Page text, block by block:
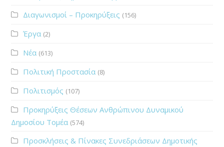
Διαγωνισμοί – Προκηρύξεις (156)
Έργα (2)
Νέα (613)
Πολιτική Προστασία (8)
Πολιτισμός (107)
Προκηρύξεις Θέσεων Ανθρώπινου Δυναμικού
Δημοσίου Τομέα (574)
Προσκλήσεις & Πίνακες Συνεδριάσεων Δημοτικής